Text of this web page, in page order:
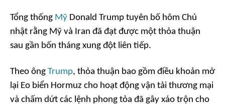
Tổng thống Mỹ Donald Trump tuyên bố hôm Chủ
nhật rằng Mỹ và Iran đã đạt được một thỏa thuận
sau gần bốn tháng xung đột liên tiếp.
Theo ông Trump, thỏa thuận bao gồm điều khoản mở
lại Eo biển Hormuz cho hoạt động vận tải thương mại
và chấm dứt các lệnh phong tỏa đã gây xáo trộn cho